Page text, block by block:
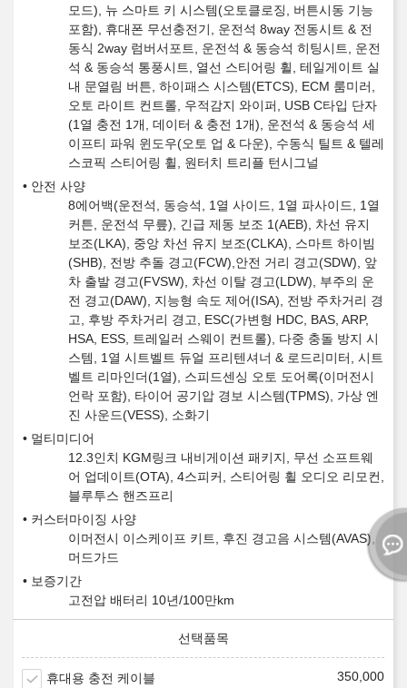
모드), 뉴 스마트 키 시스템(오토클로징, 버튼시동 기능
포함), 휴대폰 무선충전기, 운전석 8way 전동시트 & 전
동식 2way 럼버서포트, 운전석 & 동승석 히팅시트, 운전
석 & 동승석 통풍시트, 열선 스티어링 휠, 테일게이트 실
내 문열림 버튼, 하이패스 시스템(ETCS), ECM 룸미러,
오토 라이트 컨트롤, 우적감지 와이퍼, USB C타입 단자
(1열 충전 1개, 데이터 & 충전 1개), 운전석 & 동승석 세
이프티 파워 윈도우(오토 업 & 다운), 수동식 틸트 & 텔레
스코픽 스티어링 휠, 원터치 트리플 턴시그널
안전 사양
8에어백(운전석, 동승석, 1열 사이드, 1열 파사이드, 1열
커튼, 운전석 무릎), 긴급 제동 보조 1(AEB), 차선 유지
보조(LKA), 중앙 차선 유지 보조(CLKA), 스마트 하이빔
(SHB), 전방 추돌 경고(FCW),안전 거리 경고(SDW), 앞
차 출발 경고(FVSW), 차선 이탈 경고(LDW), 부주의 운
전 경고(DAW), 지능형 속도 제어(ISA), 전방 주차거리 경
고, 후방 주차거리 경고, ESC(가변형 HDC, BAS, ARP,
HSA, ESS, 트레일러 스웨이 컨트롤), 다중 충돌 방지 시
스템, 1열 시트벨트 듀얼 프리텐셔너 & 로드리미터, 시트
벨트 리마인더(1열), 스피드센싱 오토 도어록(이머전시
언락 포함), 타이어 공기압 경보 시스템(TPMS), 가상 엔
진 사운드(VESS), 소화기
멀티미디어
12.3인치 KGM링크 내비게이션 패키지, 무선 소프트웨
어 업데이트(OTA), 4스피커, 스티어링 휠 오디오 리모컨,
블루투스 핸즈프리
커스터마이징 사양
이머전시 이스케이프 키트, 후진 경고음 시스템(AVAS),
머드가드
보증기간
고전압 배터리 10년/100만km
휴대용 충전 케이블 350,000